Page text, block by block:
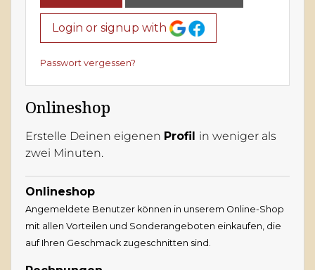
Login or signup with
Passwort vergessen?
Onlineshop
Erstelle Deinen eigenen Profil in weniger als
zwei Minuten.
Onlineshop
Angemeldete Benutzer können in unserem Online-Shop
mit allen Vorteilen und Sonderangeboten einkaufen, die
auf Ihren Geschmack zugeschnitten sind.